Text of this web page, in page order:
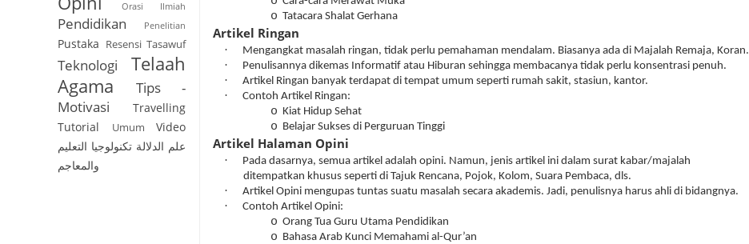
o Tatacara Shalat Gerhana
Artikel Ringan
· Mengangkat masalah ringan, tidak perlu pemahaman mendalam. Biasanya ada di Majalah Remaja, Koran.
· Penulisannya dikemas Informatif atau Hiburan sehingga membacanya tidak perlu konsentrasi penuh.
· Artikel Ringan banyak terdapat di tempat umum seperti rumah sakit, stasiun, kantor.
· Contoh Artikel Ringan:
o Kiat Hidup Sehat
o Belajar Sukses di Perguruan Tinggi
Artikel Halaman Opini
·
Pada dasarnya, semua artikel adalah opini. Namun, jenis artikel ini dalam surat kabar/majalah
ditempatkan khusus seperti di Tajuk Rencana, Pojok, Kolom, Suara Pembaca, dls.
· Artikel Opini mengupas tuntas suatu masalah secara akademis. Jadi, penulisnya harus ahli di bidangnya.
· Contoh Artikel Opini:
o Orang Tua Guru Utama Pendidikan
o Bahasa Arab Kunci Memahami al-Qur’an
Orasi Ilmiah
Pendidikan Penelitian
Pustaka Resensi Tasawuf
Teknologi
Telaah
Agama
Tips -
Motivasi
Travelling
Tutorial
Umum
Video
تكنولوجيا التعليم علم الدلالة
والمعاجم